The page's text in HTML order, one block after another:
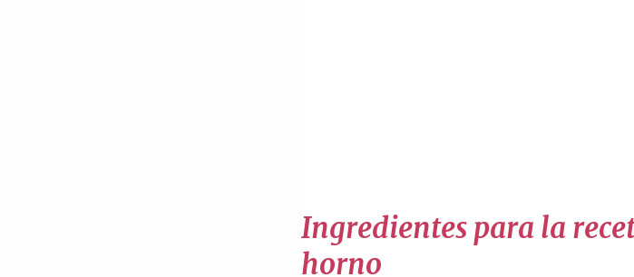
Ingredientes para la
horno